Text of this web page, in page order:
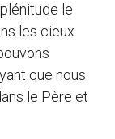
le
les cieux.
que nous
le Père et